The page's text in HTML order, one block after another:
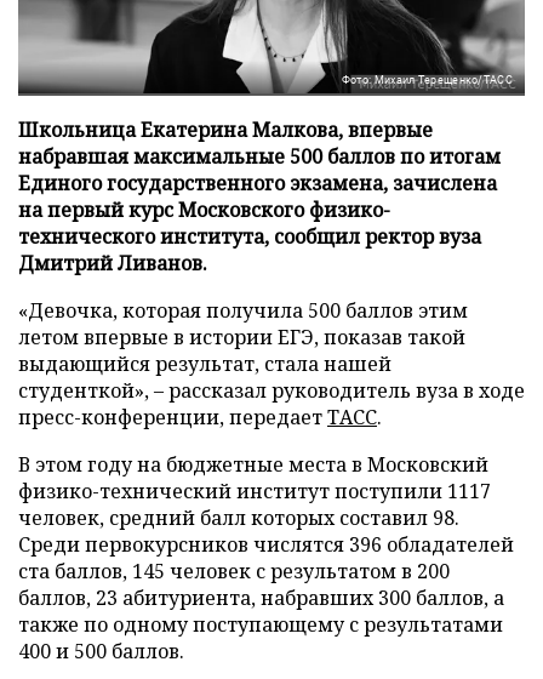
Фото: Михаил Терещенко/ТАСС
Школьница Екатерина Малкова, впервые
набравшая максимальные 500 баллов по итогам
Единого государственного экзамена, зачислена
на первый курс Московского физико-
технического института, сообщил ректор вуза
Дмитрий Ливанов.
«Девочка, которая получила 500 баллов этим
летом впервые в истории ЕГЭ, показав такой
выдающийся результат, стала нашей
студенткой», – рассказал руководитель вуза в ходе
пресс-конференции, передаетТАСС.
В этом году на бюджетные места в Московский
физико-технический институт поступили 1117
человек, средний балл которых составил 98.
Среди первокурсников числятся 396 обладателей
ста баллов, 145 человек с результатом в 200
баллов, 23 абитуриента, набравших 300 баллов, а
также по одному поступающему с результатами
400 и 500 баллов.